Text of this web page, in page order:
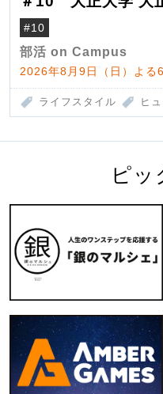
#10
部活 on Campus
2026年8月9日（日）よる
ライフスタイル ヒ
ピッ